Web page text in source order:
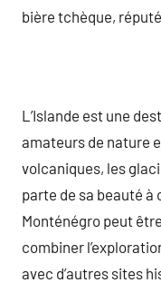
bière tchèque,
L’Islande est une
amateurs de nature
volcaniques, les
parte de sa beauté à
Monténégro peut
combiner
avec d’autres sites